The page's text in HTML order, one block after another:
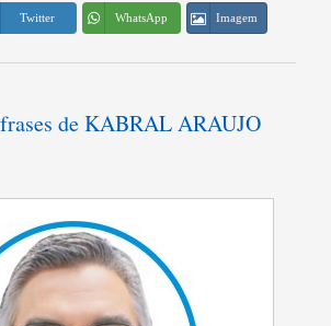
Twitter WhatsApp Imagem
de KABRAL ARAUJO